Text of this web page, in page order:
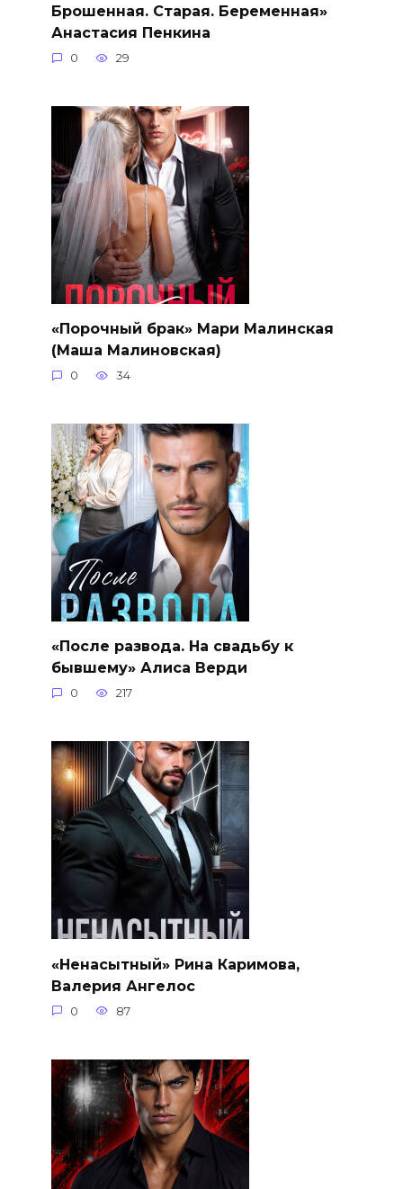
Брошенная. Старая. Беременная»
Анастасия Пенкина
0 29
«Порочный брак» Мари Малинская
(Маша Малиновская)
0 34
«После развода. На свадьбу к
бывшему» Алиса Верди
0 217
«Ненасытный» Рина Каримова,
Валерия Ангелос
0 87